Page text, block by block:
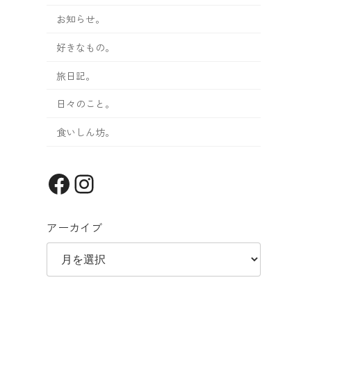
お知らせ。
好きなもの。
旅日記。
日々のこと。
食いしん坊。
Facebook
Instagram
アーカイブ